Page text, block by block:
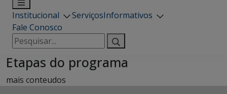
Institucional ServiçosInformativos
Fale Conosco
Pesquisar
por:
Etapas do programa
mais conteudos